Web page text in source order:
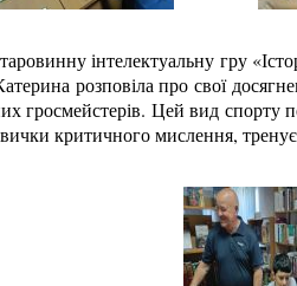
інтелектуальну гру
розповіла про свої
гросмейстерів. Цей вид спорту
критичного мислення, тренує